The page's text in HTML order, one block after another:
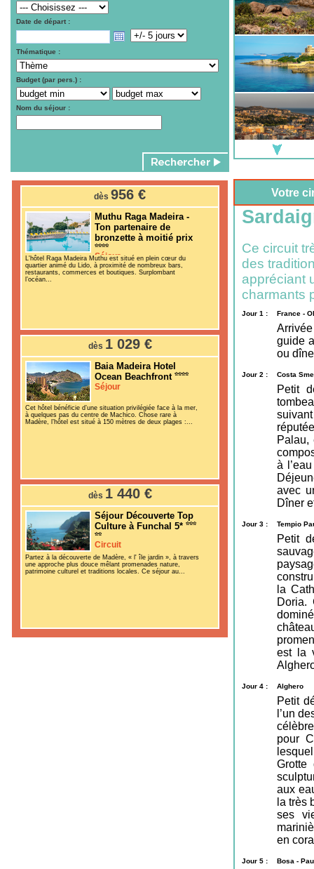
Date de départ :
Thématique :
Budget (par pers.) :
Nom du séjour :
dès 956 €
Muthu Raga Madeira -
Ton partenaire de
bronzette à moitié prix
Séjour
L'hôtel Raga Madeira Muthu est situé en plein cœur du
quartier animé du Lido, à proximité de nombreux bars,
restaurants, commerces et boutiques. Surplombant
l’océan...
dès 1 029 €
Baia Madeira Hotel
Ocean Beachfront
Séjour
Cet hôtel bénéficie d’une situation privilégiée face à la mer,
à quelques pas du centre de Machico. Chose rare à
Madère, l’hôtel est situé à 150 mètres de deux plages :...
dès 1 440 €
Séjour Découverte Top
Culture à Funchal 5*
Circuit
Partez à la découverte de Madère, « l' île jardin », à travers
une approche plus douce mêlant promenades nature,
patrimoine culturel et traditions locales. Ce séjour au...
Votre
Ce circuit
des
appréciant
charmants
Jour 1 : France -
guide
ou
Jour 2 : Costa
Petit
Palau,
à
avec
Dîner
Jour 3 : Tempio
Petit
la
Doria.
est la
Jour 4 : Alghero
Petit
l’un
pour
Grotte
aux
la très
ses
en
Jour 5 : Bosa -